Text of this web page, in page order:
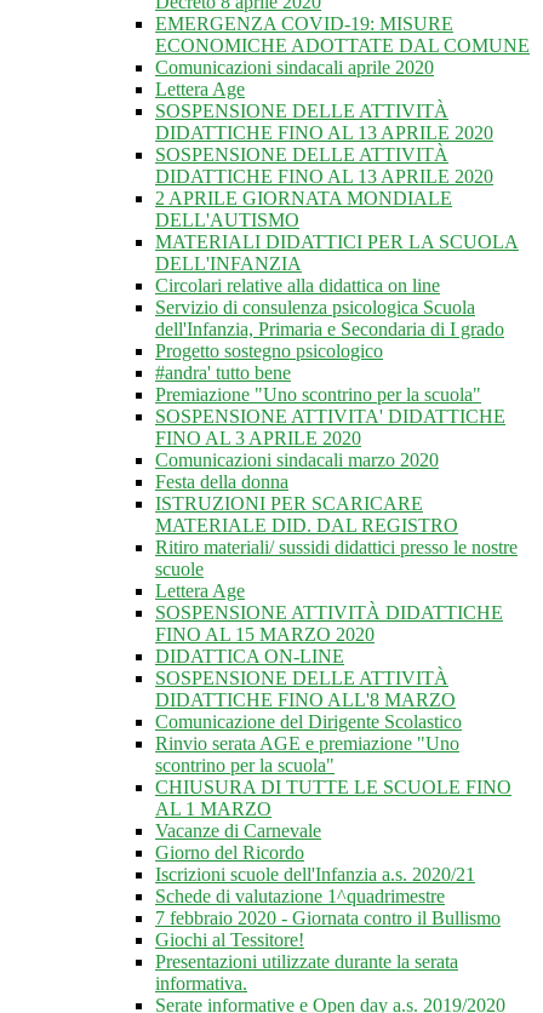
EMERGENZA COVID-19: MISURE
ECONOMICHE ADOTTATE DAL COMUNE
Comunicazioni sindacali aprile 2020
Lettera Age
SOSPENSIONE DELLE ATTIVITÀ
DIDATTICHE FINO AL 13 APRILE 2020
SOSPENSIONE DELLE ATTIVITÀ
DIDATTICHE FINO AL 13 APRILE 2020
2 APRILE GIORNATA MONDIALE
DELL'AUTISMO
MATERIALI DIDATTICI PER LA SCUOLA
DELL'INFANZIA
Circolari relative alla didattica on line
Servizio di consulenza psicologica Scuola
dell'Infanzia, Primaria e Secondaria di I grado
Progetto sostegno psicologico
#andra' tutto bene
Premiazione "Uno scontrino per la scuola"
SOSPENSIONE ATTIVITA' DIDATTICHE
FINO AL 3 APRILE 2020
Comunicazioni sindacali marzo 2020
Festa della donna
ISTRUZIONI PER SCARICARE
MATERIALE DID. DAL REGISTRO
Ritiro materiali/ sussidi didattici presso le nostre
scuole
Lettera Age
SOSPENSIONE ATTIVITÀ DIDATTICHE
FINO AL 15 MARZO 2020
DIDATTICA ON-LINE
SOSPENSIONE DELLE ATTIVITÀ
DIDATTICHE FINO ALL'8 MARZO
Comunicazione del Dirigente Scolastico
Rinvio serata AGE e premiazione "Uno
scontrino per la scuola"
CHIUSURA DI TUTTE LE SCUOLE FINO
AL 1 MARZO
Vacanze di Carnevale
Giorno del Ricordo
Iscrizioni scuole dell'Infanzia a.s. 2020/21
Schede di valutazione 1^quadrimestre
7 febbraio 2020 - Giornata contro il Bullismo
Giochi al Tessitore!
Presentazioni utilizzate durante la serata
informativa.
Serate informative e Open day a.s. 2019/2020